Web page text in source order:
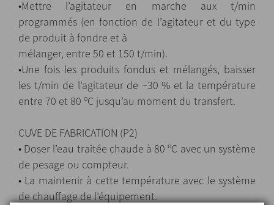
•Mettre l’agitateur en marche aux t/min
programmés (en fonction de l’agitateur et du type
de produit à fondre et à
mélanger, entre 50 et 150 t/min).
•Une fois les produits fondus et mélangés, baisser
les t/min de l’agitateur de ~30 % et la température
entre 70 et 80 ºC jusqu’au moment du transfert.
CUVE DE FABRICATION (P2)
• Doser l’eau traitée chaude à 80 ºC avec un système
de pesage ou compteur.
• La maintenir à cette température avec le système
de chauffage de l’équipement.